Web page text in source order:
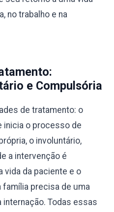
no trabalho e na
e Compulsória
de tratamento: o
inicia o processo de
o involuntário,
a intervenção é
vida da paciente e o
família precisa de uma
Todas essas